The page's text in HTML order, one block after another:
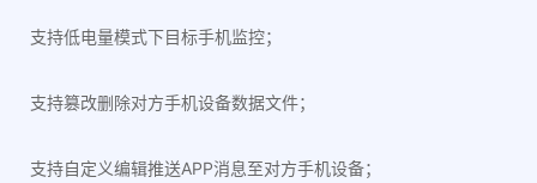
支持低电量模式下目标手机监控；
支持篡改删除对方手机设备数据文件；
支持自定义编辑推送APP消息至对方手机设备；